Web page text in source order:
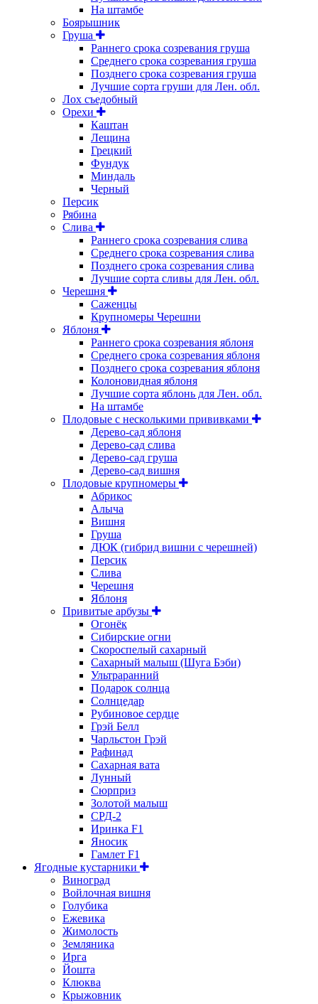
На штамбе
Боярышник
Груша
Раннего срока созревания груша
Среднего срока созревания груша
Позднего срока созревания груша
Лучшие сорта груши для Лен. обл.
Лох съедобный
Орехи
Каштан
Лещина
Грецкий
Фундук
Миндаль
Черный
Персик
Рябина
Слива
Раннего срока созревания слива
Среднего срока созревания слива
Позднего срока созревания слива
Лучшие сорта сливы для Лен. обл.
Черешня
Саженцы
Крупномеры Черешни
Яблоня
Раннего срока созревания яблоня
Среднего срока созревания яблоня
Позднего срока созревания яблоня
Колоновидная яблоня
Лучшие сорта яблонь для Лен. обл.
На штамбе
Плодовые с несколькими прививками
Дерево-сад яблоня
Дерево-сад слива
Дерево-сад груша
Дерево-сад вишня
Плодовые крупномеры
Абрикос
Алыча
Вишня
Груша
ДЮК (гибрид вишни с черешней)
Персик
Слива
Черешня
Яблоня
Привитые арбузы
Огонёк
Сибирские огни
Скороспелый сахарный
Сахарный малыш (Шуга Бэби)
Ультраранний
Подарок солнца
Солнцедар
Рубиновое сердце
Грэй Белл
Чарльстон Грэй
Рафинад
Сахарная вата
Лунный
Сюрприз
Золотой малыш
СРД-2
Иринка F1
Яносик
Гамлет F1
Ягодные кустарники
Виноград
Войлочная вишня
Голубика
Ежевика
Жимолость
Земляника
Ирга
Йошта
Клюква
Крыжовник